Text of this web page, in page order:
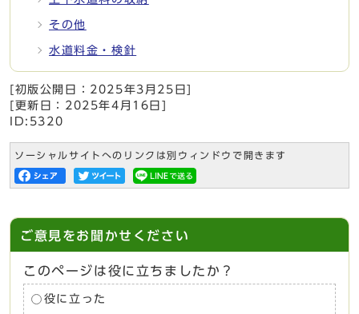
その他
水道料金・検針
[初版公開日： 2025年3月25日
[更新日： 2025年4月16日
ID:5320
ソーシャルサイトへのリンクは別ウィンドウで開きます
ご意見をお聞かせください
このページは役に立ちましたか？
役に立った